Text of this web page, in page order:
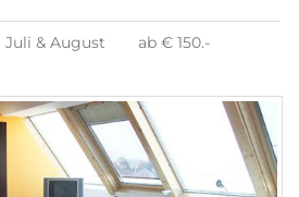
Juli & August ab € 150.-